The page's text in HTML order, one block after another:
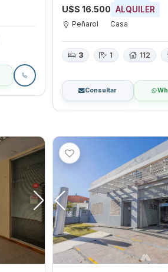
U$S 16.500 ALQUILER
Peñarol Casa
3 1 112
Consultar